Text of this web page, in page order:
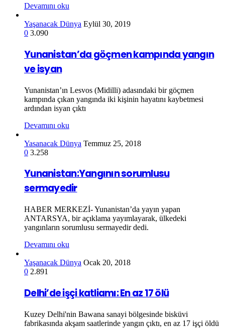
Devamını oku
Yaşanacak Dünya Eylül 30, 2019
0 3.090
Yunanistan’da göçmen kampında yangın
ve isyan
Yunanistan’ın Lesvos (Midilli) adasındaki bir göçmen
kampında çıkan yangında iki kişinin hayatını kaybetmesi
ardından isyan çıktı
Devamını oku
Yasanacak Dünya Temmuz 25, 2018
0 3.258
Yunanistan:Yangının sorumlusu
sermayedir
HABER MERKEZİ- Yunanistan’da yayın yapan
ANTARSYA, bir açıklama yayımlayarak, ülkedeki
yangınların sorumlusu sermayedir dedi.
Devamını oku
Yaşanacak Dünya Ocak 20, 2018
0 2.891
Delhi’de işçi katliamı: En az 17 ölü
Kuzey Delhi'nin Bawana sanayi bölgesinde bisküvi
fabrikasında akşam saatlerinde yangın çıktı, en az 17 işçi öldü